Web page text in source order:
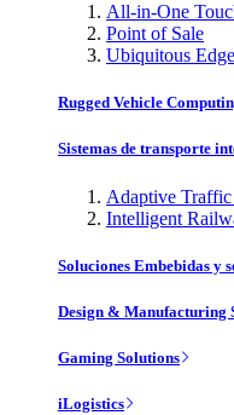
All-in-One
Point of Sale
Ubiquitous
Rugged Vehicle
Sistemas de transporte
Adaptive
Intelligent
Soluciones Embebidas y
Design & Manufacturing
Gaming Solutions
iLogistics